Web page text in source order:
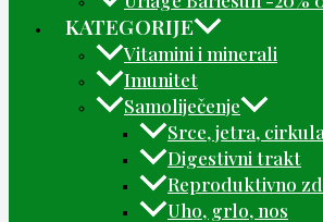
KATEGORIJE
Vitamini i minerali
Imunitet
Samoliječenje
Srce, jetra,
Digestivni trakt
Reproduktivno
Uho, grlo, nos